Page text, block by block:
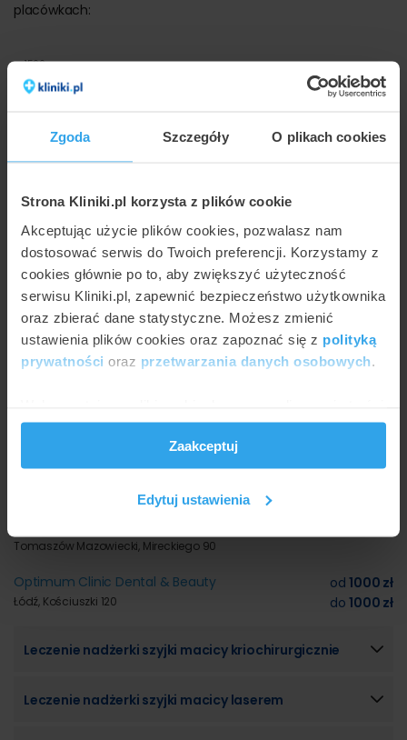
Zgoda Szczegóły O plikach cookies
Strona Kliniki.pl korzysta z plików cookie
Akceptując użycie plików cookies, pozwalasz nam
dostosować serwis do Twoich preferencji. Korzystamy z
cookies głównie po to, aby zwiększyć użyteczność
serwisu Kliniki.pl, zapewnić bezpieczeństwo użytkownika
oraz zbierać dane statystyczne. Możesz zmienić
ustawienia plików cookies oraz zapoznać się z polityką
prywatności oraz przetwarzania danych osobowych
i reklam, aby oferować funkcje społecznościowe i
analizować ruch w naszej witrynie. Informacje o tym, jak
korzystasz z naszej witryny, udostępniamy partnerom
społecznościowym, reklamowym i analitycznym.
otrzymanymi od Ciebie lub uzyskanymi podczas
korzystania z ich usług.
Zaakceptuj
Edytuj ustawienia
placówkach:
Leczenie nadżerki szyjki
macicy laserem
Leczenie nadżerki szyjki
macicy
kriochirurgicznie
Leczenie nadżerki szyjki
macicy
elektrokoagulacją
1250
1500
cena minimalna cena maksymalna
Tabela cen leczenie nadżerek szyjki macicy w
Łodzi
od metody oraz placówki:
Tomaszów Mazowiecki, Mireckiego 90
Optimum Clinic Dental & Beauty
Łódź, Kościuszki 120
od1000 zł
do1000 zł
Leczenie nadżerki szyjki macicy kriochirurgicznie
Leczenie nadżerki szyjki macicy laserem